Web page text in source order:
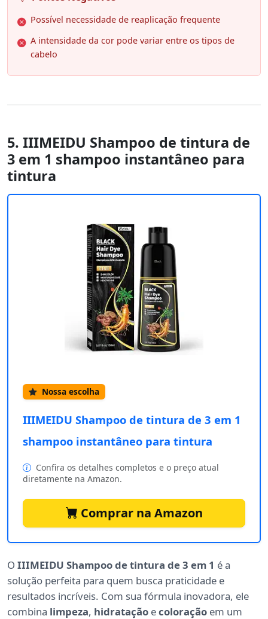
Possível necessidade de reaplicação frequente
A intensidade da cor pode variar entre os tipos de
cabelo
5. IIIMEIDU Shampoo de tintura de
3 em 1 shampoo instantâneo para
tintura
Nossa escolha
IIIMEIDU Shampoo de tintura de 3 em 1
shampoo instantâneo para tintura
Confira os detalhes completos e o preço atual
diretamente na Amazon.
Comprar na Amazon
O IIIMEIDU Shampoo de tintura de 3 em 1 é a
solução perfeita para quem busca praticidade e
resultados incríveis. Com sua fórmula inovadora, ele
combina limpeza, hidratação ecoloração em um